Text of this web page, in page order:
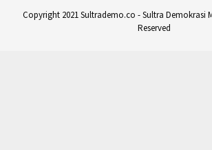
Copyright 2021 Sultrademo.co - Sultra Demokrasi
Reserved